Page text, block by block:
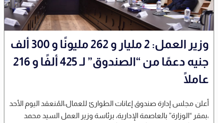
وزير العمل: 2 مليار و 262 مليونًا و 300 ألف
جنيه دعمًا من “الصندوق” لـ 425 ألفًا و 216
عاملًا
أعلن مجلس إدارة صندوق إعانات الطوارئ للعمال،المُنعقد اليوم الأحد
،بمقر “الوزارة” بالعاصمة الإدارية، برئاسة وزير العمل السيد محمد